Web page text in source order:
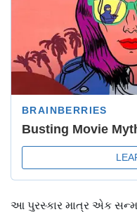
આ પુરસ્કાર માત્ર એક